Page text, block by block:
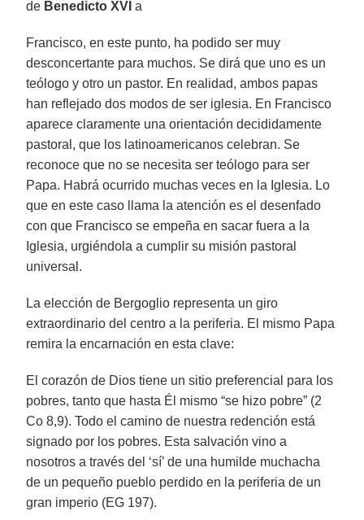
de Benedicto XVI a
Francisco, en este punto, ha podido ser muy
desconcertante para muchos. Se dirá que uno es un
teólogo y otro un pastor. En realidad, ambos papas
han reflejado dos modos de ser iglesia. En Francisco
aparece claramente una orientación decididamente
pastoral, que los latinoamericanos celebran. Se
reconoce que no se necesita ser teólogo para ser
Papa. Habrá ocurrido muchas veces en la Iglesia. Lo
que en este caso llama la atención es el desenfado
con que Francisco se empeña en sacar fuera a la
Iglesia, urgiéndola a cumplir su misión pastoral
universal.
La elección de Bergoglio representa un giro
extraordinario del centro a la periferia. El mismo Papa
remira la encarnación en esta clave:
El corazón de Dios tiene un sitio preferencial para los
pobres, tanto que hasta Él mismo “se hizo pobre” (2
Co 8,9). Todo el camino de nuestra redención está
signado por los pobres. Esta salvación vino a
nosotros a través del ‘sí’ de una humilde muchacha
de un pequeño pueblo perdido en la periferia de un
gran imperio (EG 197).